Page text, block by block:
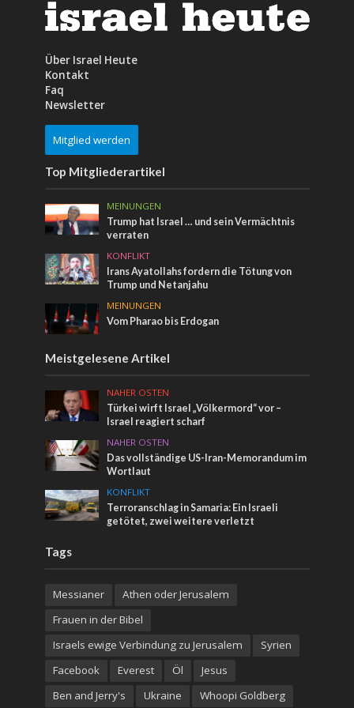
Über Israel Heute
Kontakt
Faq
Newsletter
Mitglied werden
Top Mitgliederartikel
MEINUNGEN
Trump hat Israel … und sein Vermächtnis
verraten
KONFLIKT
Irans Ayatollahs fordern die Tötung von
Trump und Netanjahu
MEINUNGEN
Vom Pharao bis Erdogan
Meistgelesene Artikel
NAHER OSTEN
Türkei wirft Israel „Völkermord“ vor –
Israel reagiert scharf
NAHER OSTEN
Das vollständige US-Iran-Memorandum im
Wortlaut
KONFLIKT
Terroranschlag in Samaria: Ein Israeli
getötet, zwei weitere verletzt
Tags
Messianer
Athen oder Jerusalem
Frauen in der Bibel
Israels ewige Verbindung zu Jerusalem
Syrien
Facebook
Everest Öl
Jesus
Ben and Jerry's
Ukraine Whoopi Goldberg